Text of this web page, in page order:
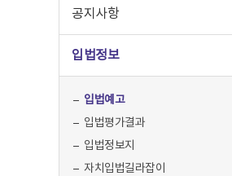
공지사항
입법정보
입법예고
입법평가결과
입법정보지
자치입법길라잡이